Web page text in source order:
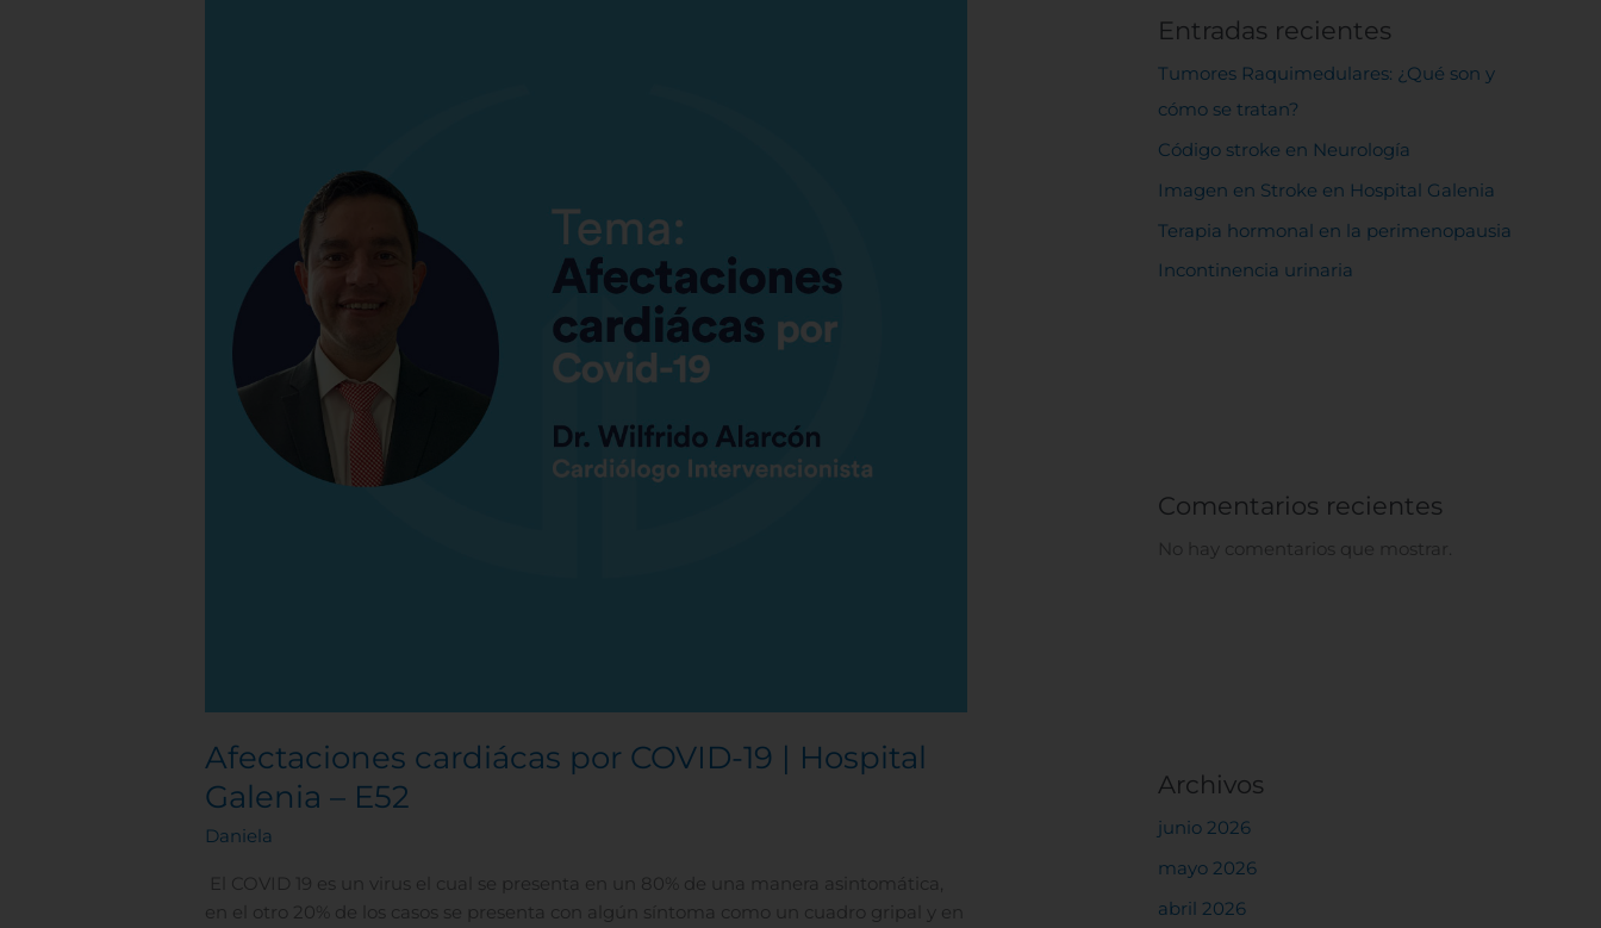
Afectaciones cardiácas por COVID-19 | Hospital
Galenia – E52
Daniela
El COVID 19 es un virus el cual se presenta en un 80% de una manera asintomática,
en el otro 20% de los casos se presenta con algún síntoma como un cuadro gripal y en
Entradas recientes
Tumores Raquimedulares: ¿Qué son y
cómo se tratan?
Código stroke en Neurología
Imagen en Stroke en Hospital Galenia
Terapia hormonal en la perimenopausia
Incontinencia urinaria
Comentarios recientes
No hay comentarios que mostrar.
Archivos
junio 2026
mayo 2026
abril 2026